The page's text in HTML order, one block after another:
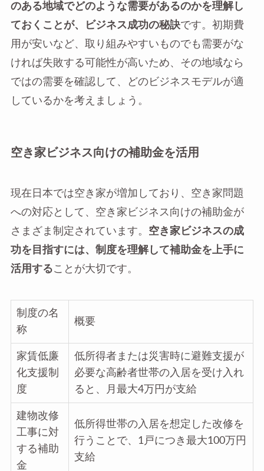
のある地域でどのような需要があるのかを理解し
ておくことが、ビジネス成功の秘訣です。初期費
用が安いなど、取り組みやすいものでも需要がな
ければ失敗する可能性が高いため、その地域なら
ではの需要を確認して、どのビジネスモデルが適
しているかを考えましょう。
空き家ビジネス向けの補助金を活用
現在日本では空き家が増加しており、空き家問題
への対応として、空き家ビジネス向けの補助金が
さまざま制定されています。 空き家ビジネスの成
功を目指すには、制度を理解して補助金を上手に
活用することが大切です。
制度の名
称
概要
家賃低廉
化支援制
度
低所得者または災害時に避難支援が
必要な高齢者世帯の入居を受け入れ
ると、月最大4万円が支給
建物改修
工事に対
する補助
金
低所得世帯の入居を想定した改修を
行うことで、1戸につき最大100万円
支給